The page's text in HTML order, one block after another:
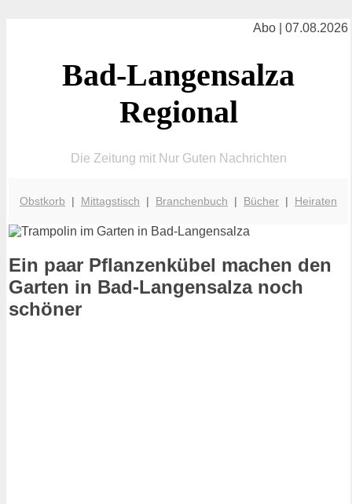
Abo | 07.08.2026
Bad-Langensalza
Regional
Die Zeitung mit Nur Guten Nachrichten
Obstkorb | Mittagstisch | Branchenbuch | Bücher | Heiraten
Ein paar Pflanzenkübel machen den
Garten in Bad-Langensalza noch
schöner